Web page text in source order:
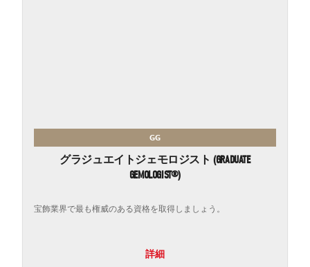
GG
グラジュエイトジェモロジスト (GRADUATE
GEMOLOGIST®)
宝飾業界で最も権威のある資格を取得しましょう。
詳細